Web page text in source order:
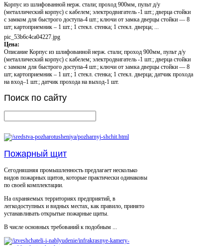
Корпус из шлифованной нерж. стали; проход 900мм, пульт д/у
(металлический корпус) с кабелем; электродвигатель -1 шт.; дверца стойки
с замком для быстрого доступа-4 шт.; ключи от замка дверцы стойки — 8
шт; картоприемник – 1 шт.; 1 стекл. стенка; 1 стекл. дверца; ...
pic_53b6c4ca04227.jpg
Цена:
Описание Корпус из шлифованной нерж. стали; проход 900мм, пульт д/у
(металлический корпус) с кабелем; электродвигатель -1 шт.; дверца стойки
с замком для быстрого доступа-4 шт.; ключи от замка дверцы стойки — 8
шт; картоприемник – 1 шт.; 1 стекл. стенка; 1 стекл. дверца; датчик прохода
на вход–1 шт.; датчик прохода на выход-1 шт.
Поиск по сайту
Пожарный щит
Сегодняшняя промышленность предлагает несколько
видов пожарных щитов, которые практически одинаковы
по своей комплектации.
На охраняемых территориях предприятий, в
легкодоступных и видных местах, как правило, принято
устанавливать открытые пожарные щиты.
В числе основных требований к подобным ...